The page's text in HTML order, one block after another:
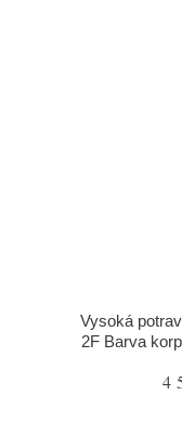
Vysoká
2F Barva
4